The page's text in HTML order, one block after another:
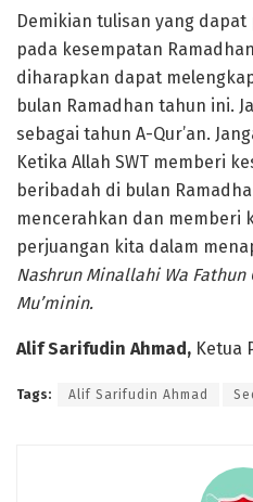
Demikian tulisan yang
pada kesempatan
diharapkan dapat
bulan Ramadhan tahun ini.
sebagai tahun A-Qur’an.
Ketika Allah SWT memberi
beribadah di bulan
mencerahkan dan memberi
perjuangan kita dalam
Nashrun Minallahi Wa
Mu’minin.
Alif Sarifudin Ahmad, Ketua
Tags: Alif Sarifudin Ahmad